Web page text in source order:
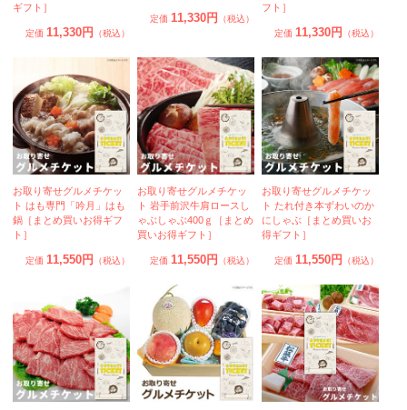
ギフト］
定価 11,330円 （税込）
定価 11,330円 （税込）
フト］
定価 11,330円 （税込）
お取り寄せグルメチケッ
ト はも専門「吟月」はも
鍋［まとめ買いお得ギフ
ト］
定価 11,550円 （税込）
お取り寄せグルメチケッ
ト 岩手前沢牛肩ロースし
ゃぶしゃぶ400ｇ［まとめ
買いお得ギフト］
定価 11,550円 （税込）
お取り寄せグルメチケッ
ト たれ付き本ずわいのか
にしゃぶ［まとめ買いお
得ギフト］
定価 11,550円 （税込）